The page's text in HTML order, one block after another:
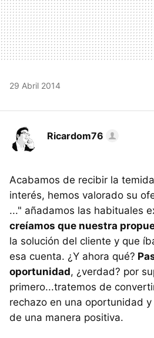
29 Abril 2014
Ricardom76
Acabamos de recibir la
interés, hemos valorado su
..." añadamos las habituales
creíamos que nuestra
la solución del cliente y que
esa cuenta. ¿Y ahora qué?
oportunidad, ¿verdad? por
primero...tratemos de
rechazo en una oportunidad
de una manera positiva.